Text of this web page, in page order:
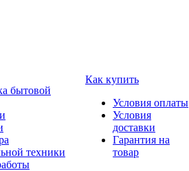
бытовой
техники
Как купить
Условия оплаты
Условия
доставки
Гарантия на
товар